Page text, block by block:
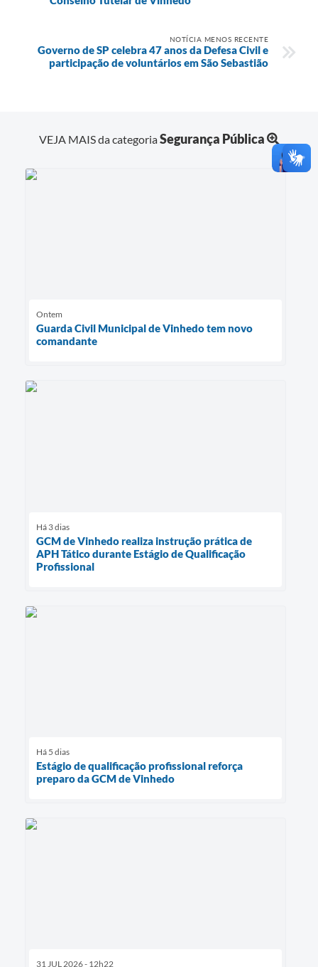
NOTÍCIA MENOS RECENTE
Governo de SP celebra 47 anos da Defesa Civil e
participação de voluntários em São Sebastião
VEJA MAIS da categoriaSegurança Pública
Ontem
Guarda Civil Municipal de Vinhedo tem novo
comandante
Há 3 dias
GCM de Vinhedo realiza instrução prática de
APH Tático durante Estágio de Qualificação
Profissional
Há 5 dias
Estágio de qualificação profissional reforça
preparo da GCM de Vinhedo
31 JUL 2026 - 12h22